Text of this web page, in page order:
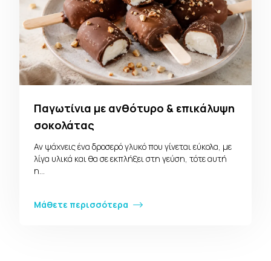
Παγωτίνια με ανθότυρο & επικάλυψη
σοκολάτας
Αν ψάχνεις ένα δροσερό γλυκό που γίνεται εύκολα, με
λίγα υλικά και θα σε εκπλήξει στη γεύση, τότε αυτή
η…
Μάθετε περισσότερα